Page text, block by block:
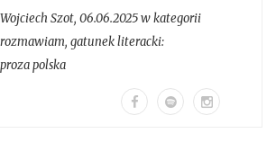
Wojciech Szot, 06.06.2025 w kategorii
rozmawiam, gatunek literacki:
proza polska